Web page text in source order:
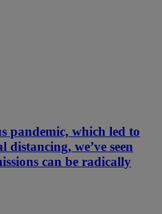
pandemic, which led to
distancing, we’ve seen
can be radically